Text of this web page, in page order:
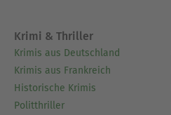
Krimi & Thriller
Krimis aus Deutschland
Krimis aus Frankreich
Historische Krimis
Politthriller